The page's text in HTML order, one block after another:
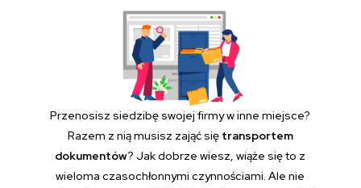
Przenosisz siedzibę swojej firmy w inne miejsce?
Razem z nią musisz zająć się transportem
dokumentów? Jak dobrze wiesz, wiąże się to z
wieloma czasochłonnymi czynnościami. Ale nie